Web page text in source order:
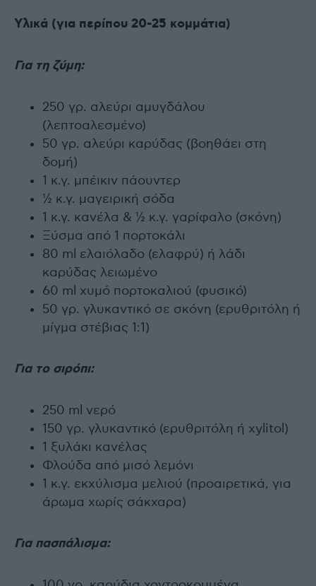
Υλικά (για περίπου 20-25 κομμάτια)
Για τη ζύμη:
250 γρ. αλεύρι αμυγδάλου
(λεπτοαλεσμένο)
50 γρ. αλεύρι καρύδας (βοηθάει στη
δομή)
1 κ.γ. μπέικιν πάουντερ
½ κ.γ. μαγειρική σόδα
1 κ.γ. κανέλα & ½ κ.γ. γαρίφαλο (σκόνη)
Ξύσμα από 1 πορτοκάλι
80 ml ελαιόλαδο (ελαφρύ) ή λάδι
καρύδας λειωμένο
60 ml χυμό πορτοκαλιού (φυσικό)
50 γρ. γλυκαντικό σε σκόνη (ερυθριτόλη ή
μίγμα στέβιας 1:1)
Για το σιρόπι:
250 ml νερό
150 γρ. γλυκαντικό (ερυθριτόλη ή xylitol)
1 ξυλάκι κανέλας
Φλούδα από μισό λεμόνι
1 κ.γ. εκχύλισμα μελιού (προαιρετικά, για
άρωμα χωρίς σάκχαρα)
Για πασπάλισμα: